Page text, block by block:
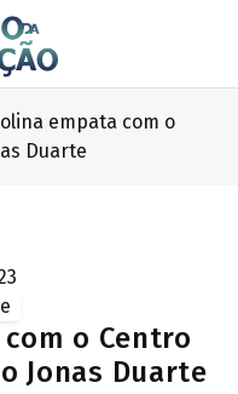
empata com o
Duarte
o Centro
Jonas Duarte